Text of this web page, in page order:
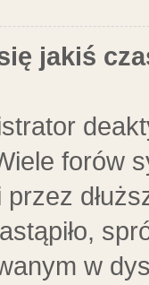
jakiś
forów
w